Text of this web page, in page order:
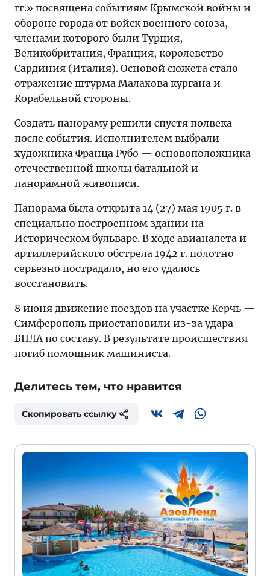
гг.» посвящена событиям Крымской войны и
обороне города от войск военного союза,
членами которого были Турция,
Великобритания, Франция, королевство
Сардиния (Италия). Основой сюжета стало
отражение штурма Малахова кургана и
Корабельной стороны.
Создать панораму решили спустя полвека
после события. Исполнителем выбрали
художника Франца Рубо — основоположника
отечественной школы батальной и
панорамной живописи.
Панорама была открыта 14 (27) мая 1905 г. в
специально построенном здании на
Историческом бульваре. В ходе авианалета и
артиллерийского обстрела 1942 г. полотно
серьезно пострадало, но его удалось
восстановить.
8 июня движение поездов на участке Керчь —
Симферополь приостановили из-за удара
БПЛА по составу. В результате происшествия
погиб помощник машиниста.
Делитесь тем, что нравится
Скопировать ссылку